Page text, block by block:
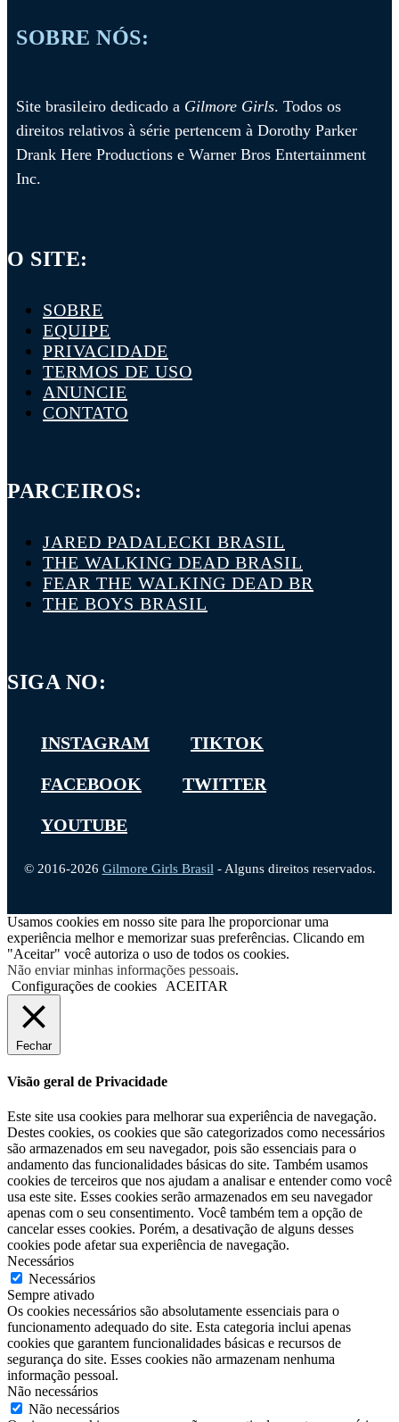
SOBRE NÓS:
Site brasileiro dedicado a Gilmore Girls. Todos os
direitos relativos à série pertencem à Dorothy Parker
Drank Here Productions e Warner Bros Entertainment
Inc.
O SITE:
SOBRE
EQUIPE
PRIVACIDADE
TERMOS DE USO
ANUNCIE
CONTATO
PARCEIROS:
JARED PADALECKI BRASIL
THE WALKING DEAD BRASIL
FEAR THE WALKING DEAD BR
THE BOYS BRASIL
SIGA NO:
INSTAGRAM TIKTOK
FACEBOOK TWITTER
YOUTUBE
© 2016-2026 Gilmore Girls Brasil - Alguns direitos reservados.
Usamos cookies em nosso site para lhe proporcionar uma
experiência melhor e memorizar suas preferências. Clicando em
"Aceitar" você autoriza o uso de todos os cookies.
Não enviar minhas informações pessoais.
Configurações de cookies
ACEITAR
Fechar
Visão geral de Privacidade
Este site usa cookies para melhorar sua experiência de navegação.
Destes cookies, os cookies que são categorizados como necessários
são armazenados em seu navegador, pois são essenciais para o
andamento das funcionalidades básicas do site. Também usamos
cookies de terceiros que nos ajudam a analisar e entender como você
usa este site. Esses cookies serão armazenados em seu navegador
apenas com o seu consentimento. Você também tem a opção de
cancelar esses cookies. Porém, a desativação de alguns desses
cookies pode afetar sua experiência de navegação.
Necessários
Necessários
Sempre ativado
Os cookies necessários são absolutamente essenciais para o
funcionamento adequado do site. Esta categoria inclui apenas
cookies que garantem funcionalidades básicas e recursos de
segurança do site. Esses cookies não armazenam nenhuma
informação pessoal.
Não necessários
Não necessários